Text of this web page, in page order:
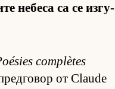
не­беса са се из­гу­
complètes
от Claude